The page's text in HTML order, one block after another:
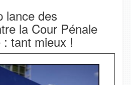
lance des
la Cour Pénale
tant mieux !